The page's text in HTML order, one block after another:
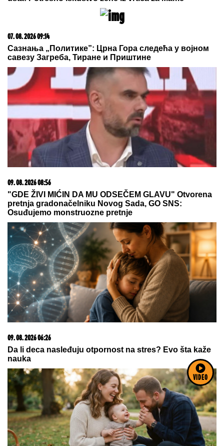
VIDEO
ENA I PEJA PROGOVORILI O SVADBI I ELITI 10
ručku sa Zlatom i Mikijem: "Odabrala sam
venčanicu, pevaće Andreana Čekić"
(VIDEO) JOVANA JEREMIĆ
PREKINULA JUTARNJI PROGRAM
Svi misle da su ove brutalne reči
upućene Draganu: "Svima sam
donela samo dobro"
„ARISTOKRATSKO STOPALO"
Olivere Katarine: Vatreni koncerti u
pariskoj "Olimpiji"
Horoskop za nedelju, 9, avgust: Jarac puca od
emocija, Ribe prave tajne planove, Rak uživa u
šetnji
Paparaco: Uhvatili smo trudnu Anitu
Stanojlović i Luku Vujovića!
Poznati estradni par progovorio o
razvodu! Otkrili pravu istinu o svom
braku: "Sramota nas je"
by Aklamator